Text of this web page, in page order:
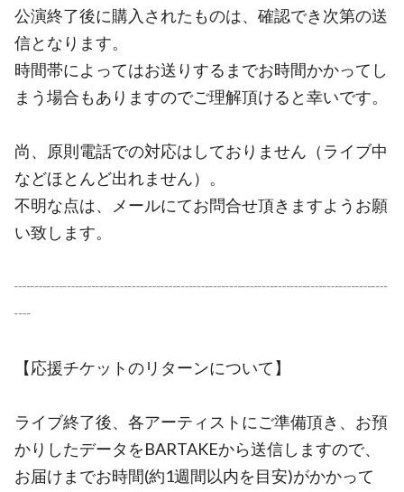
公演終了後に購入されたものは、確認でき次第の送
信となります。
時間帯によってはお送りするまでお時間かかってし
まう場合もありますのでご理解頂けると幸いです。
尚、原則電話での対応はしておりません（ライブ中
などほとんど出れません）。
不明な点は、メールにてお問合せ頂きますようお願
い致します。
┈┈┈┈┈┈┈┈┈┈┈┈┈┈┈┈┈┈┈┈┈┈┈
┈
【応援チケットのリターンについて】
ライブ終了後、各アーティストにご準備頂き、お預
かりしたデータをBARTAKEから送信しますので、
お届けまでお時間(約1週間以内を目安)がかかって